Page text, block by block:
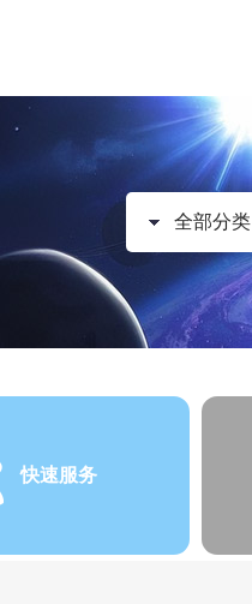
全部分类
快速服务